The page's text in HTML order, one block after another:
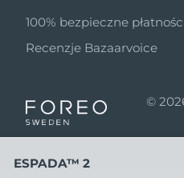
Program partnerski
Wiadomości
MYSA
Dystrybutorzy
Zasady korzystania
100% bezpieczne
Recenzje Bazaarvoice
©
ESPADA™ 2